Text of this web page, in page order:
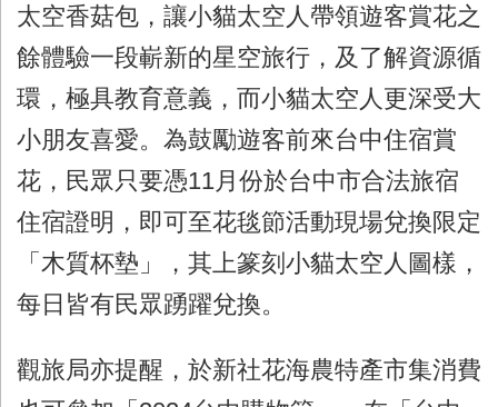
太空香菇包，讓小貓太空人帶領遊客賞花之
餘體驗一段嶄新的星空旅行，及了解資源循
環，極具教育意義，而小貓太空人更深受大
小朋友喜愛。為鼓勵遊客前來台中住宿賞
花，民眾只要憑11月份於台中市合法旅宿
住宿證明，即可至花毯節活動現場兌換限定
「木質杯墊」，其上篆刻小貓太空人圖樣，
每日皆有民眾踴躍兌換。
觀旅局亦提醒，於新社花海農特產市集消費